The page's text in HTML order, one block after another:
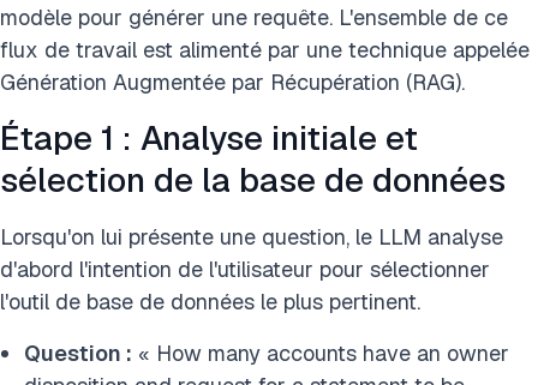
modèle pour générer une requête. L'ensemble de ce
flux de travail est alimenté par une technique appelée
Génération Augmentée par Récupération (RAG).
Étape 1 : Analyse initiale et
sélection de la base de données
Lorsqu'on lui présente une question, le LLM analyse
d'abord l'intention de l'utilisateur pour sélectionner
l'outil de base de données le plus pertinent.
Question : « How many accounts have an owner